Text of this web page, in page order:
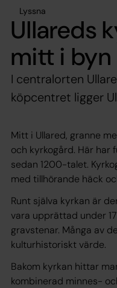
Lyssna
Ullareds
mitt i byn
I centralorten
köpcentret ligger
Mitt i Ullared, granne
och kyrkogård. Här har
sedan 1200-talet.
med tillhörande häck
Runt själva kyrkan är
vara upprättad under
gravstenar. Många av
kulturhistoriskt värde.
Bakom kyrkan hittar
kombinerad minnes-